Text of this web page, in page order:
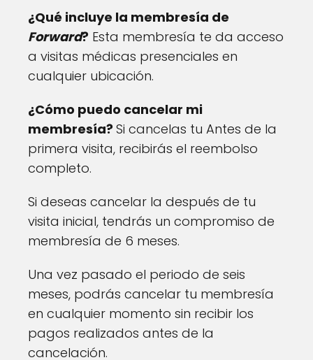
¿Qué incluye la membresía de
Forward? Esta membresía te da acceso
a visitas médicas presenciales en
cualquier ubicación.
¿Cómo puedo cancelar mi
membresía? Si cancelas tu Antes de la
primera visita, recibirás el reembolso
completo.
Si deseas cancelar la después de tu
visita inicial, tendrás un compromiso de
membresía de 6 meses.
Una vez pasado el periodo de seis
meses, podrás cancelar tu membresía
en cualquier momento sin recibir los
pagos realizados antes de la
cancelación.